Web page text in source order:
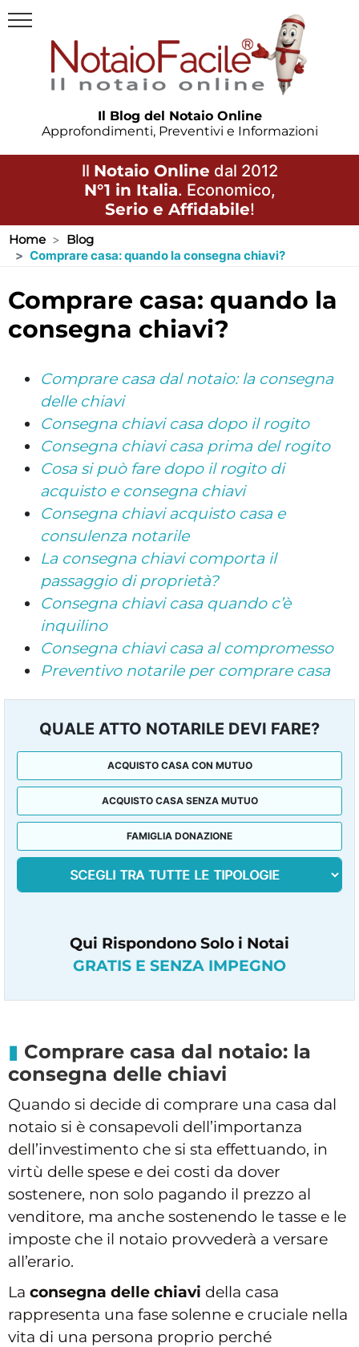
Il Blog del Notaio Online
Approfondimenti, Preventivi e Informazioni
Il Notaio Online dal 2012
N°1 in Italia. Economico,
Serio e Affidabile!
Home
Blog
Comprare casa: quando la consegna chiavi?
comprare casa: quando la
consegna chiavi?
Comprare casa dal notaio: la consegna
delle chiavi
Consegna chiavi casa dopo il rogito
Consegna chiavi casa prima del rogito
Cosa si può fare dopo il rogito di
acquisto e consegna chiavi
Consegna chiavi acquisto casa e
consulenza notarile
La consegna chiavi comporta il
passaggio di proprietà?
Consegna chiavi casa quando c’è
inquilino
Consegna chiavi casa al compromesso
Preventivo notarile per comprare casa
QUALE ATTO NOTARILE DEVI FARE?
ACQUISTO CASA CON MUTUO
ACQUISTO CASA SENZA MUTUO
FAMIGLIA DONAZIONE
Qui Rispondono Solo i Notai
GRATIS E SENZA IMPEGNO
Comprare casa dal notaio: la
consegna delle chiavi
Quando si decide di comprare una casa dal
notaio si è consapevoli dell’importanza
dell’investimento che si sta effettuando, in
virtù delle spese e dei costi da dover
sostenere, non solo pagando il prezzo al
venditore, ma anche sostenendo le tasse e le
imposte che il notaio provvederà a versare
all’erario.
La consegna delle chiavi della casa
rappresenta una fase solenne e cruciale nella
vita di una persona proprio perché